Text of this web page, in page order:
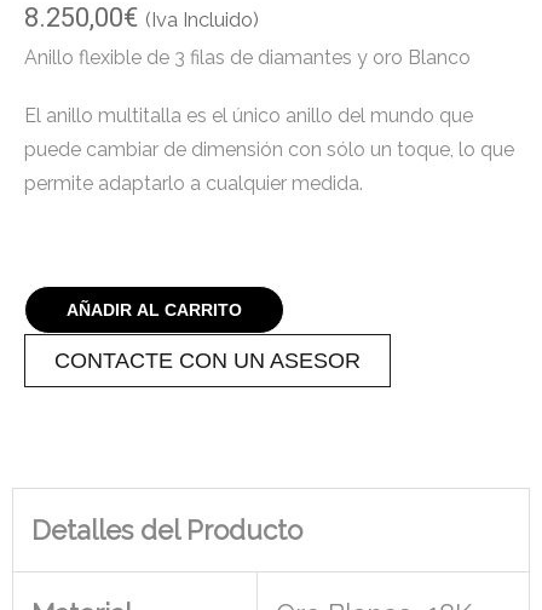
8.250,00€ (Iva Incluido)
Anillo flexible de 3 filas de diamantes y oro Blanco
El anillo multitalla es el único anillo del mundo que
puede cambiar de dimensión con sólo un toque, lo que
permite adaptarlo a cualquier medida.
AÑADIR AL CARRITO
CONTACTE CON UN ASESOR
Detalles del Producto